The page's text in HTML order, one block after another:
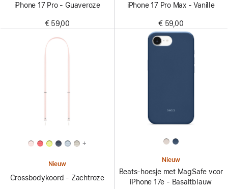
iPhone 17 Pro - Guaveroze
€ 59,00
iPhone 17 Pro Max - Vanille
€ 59,00
+
Nieuw
Crossbodykoord - Zachtroze
Nieuw
Beats-hoesje met MagSafe voor
iPhone 17e - Basaltblauw